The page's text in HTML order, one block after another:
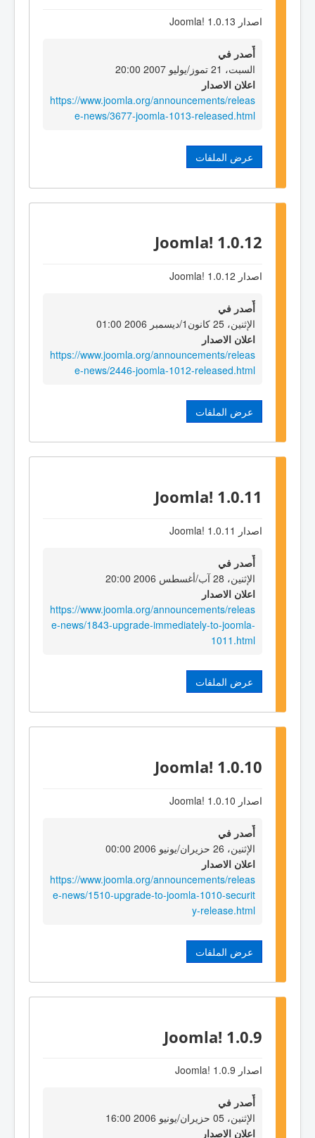
اصدار Joomla! 1.0.13
أٌصدر في
السبت، 21 تموز/يوليو 2007 20:00
اعلان الاصدار
https://www.joomla.org/announcements/releas
e-news/3677-joomla-1013-released.html
عرض الملفات
Joomla! 1.0.12
اصدار Joomla! 1.0.12
أٌصدر في
الإثنين، 25 كانون1/ديسمبر 2006 01:00
اعلان الاصدار
https://www.joomla.org/announcements/releas
e-news/2446-joomla-1012-released.html
عرض الملفات
Joomla! 1.0.11
اصدار Joomla! 1.0.11
أٌصدر في
الإثنين، 28 آب/أغسطس 2006 20:00
اعلان الاصدار
https://www.joomla.org/announcements/releas
e-news/1843-upgrade-immediately-to-joomla-
1011.html
عرض الملفات
Joomla! 1.0.10
اصدار Joomla! 1.0.10
أٌصدر في
الإثنين، 26 حزيران/يونيو 2006 00:00
اعلان الاصدار
https://www.joomla.org/announcements/releas
e-news/1510-upgrade-to-joomla-1010-securit
y-release.html
عرض الملفات
Joomla! 1.0.9
اصدار Joomla! 1.0.9
أٌصدر في
الإثنين، 05 حزيران/يونيو 2006 16:00
اعلان الاصدار